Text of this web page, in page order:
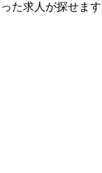
た求人が探せます